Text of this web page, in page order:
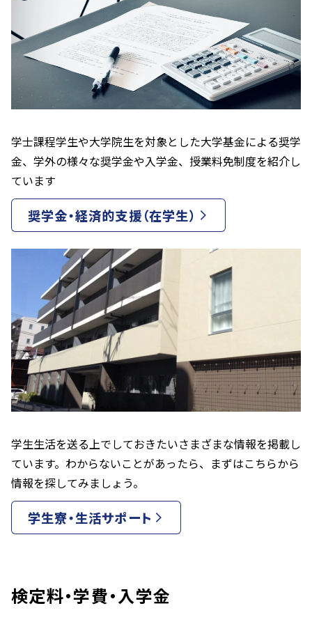
学士課程学生や大学院生を対象とした大学基金による奨学
金、学外の様々な奨学金や入学金、授業料免制度を紹介し
ています
奨学金・経済的支援（在学生）
学生生活を送る上でしておきたいさまざまな情報を掲載し
ています。わからないことがあったら、まずはこちらから
情報を探してみましょう。
学生寮・生活サポート
検定料・学費・入学金